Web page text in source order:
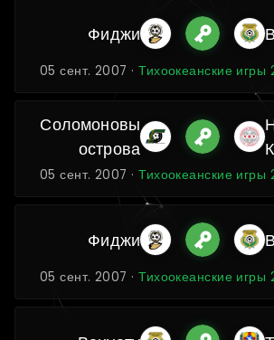
Фиджи
05 сент. 2007 ·Тихоокеанские игры
Соломоновы
острова
05 сент. 2007 ·Тихоокеанские игры
Фиджи
05 сент. 2007 ·Тихоокеанские игры